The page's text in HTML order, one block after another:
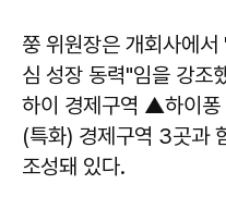
쭝 위원장은 개회사에
심 성장 동력"임을 강
하이 경제구역 ▲하이
(특화) 경제구역 3곳과
조성돼 있다.